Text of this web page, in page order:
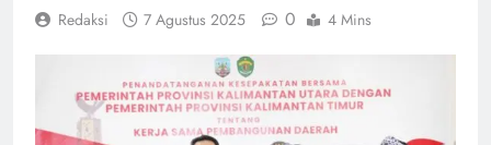
Redaksi 7 Agustus 2025 0 4 Mins